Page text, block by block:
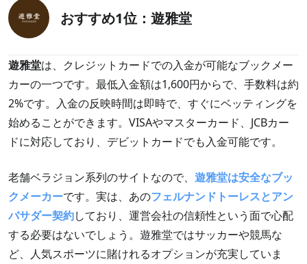
おすすめ1位：遊雅堂
遊雅堂は、クレジットカードでの入金が可能なブックメー
カーの一つです。最低入金額は1,600円からで、手数料は約
2%です。入金の反映時間は即時で、すぐにベッティングを
始めることができます。VISAやマスターカード、JCBカー
ドに対応しており、デビットカードでも入金可能です。
老舗ベラジョン系列のサイトなので、 遊雅堂は安全なブッ
クメーカーです。実は、あのフェルナンドトーレスとアン
バサダー契約しており、運営会社の信頼性という面で心配
する必要はないでしょう。遊雅堂ではサッカーや競馬な
ど、人気スポーツに賭けれるオプションが充実していま